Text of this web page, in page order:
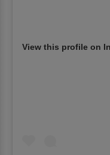
View this profile on